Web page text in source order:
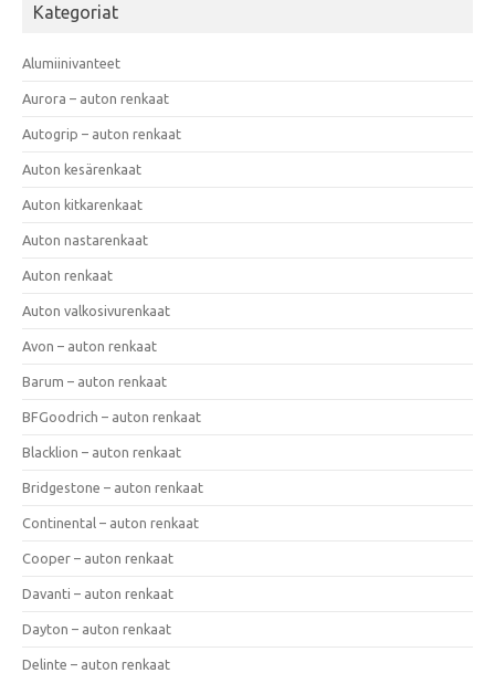
Kategoriat
Alumiinivanteet
Aurora – auton renkaat
Autogrip – auton renkaat
Auton kesärenkaat
Auton kitkarenkaat
Auton nastarenkaat
Auton renkaat
Auton valkosivurenkaat
Avon – auton renkaat
Barum – auton renkaat
BFGoodrich – auton renkaat
Blacklion – auton renkaat
Bridgestone – auton renkaat
Continental – auton renkaat
Cooper – auton renkaat
Davanti – auton renkaat
Dayton – auton renkaat
Delinte – auton renkaat